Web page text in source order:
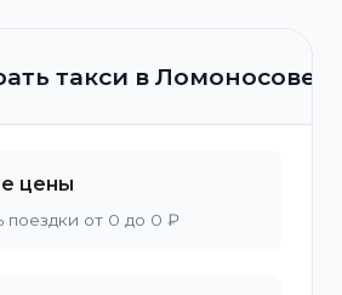
такси в Ломоносове?
цены
поездки от 0 до 0 ₽